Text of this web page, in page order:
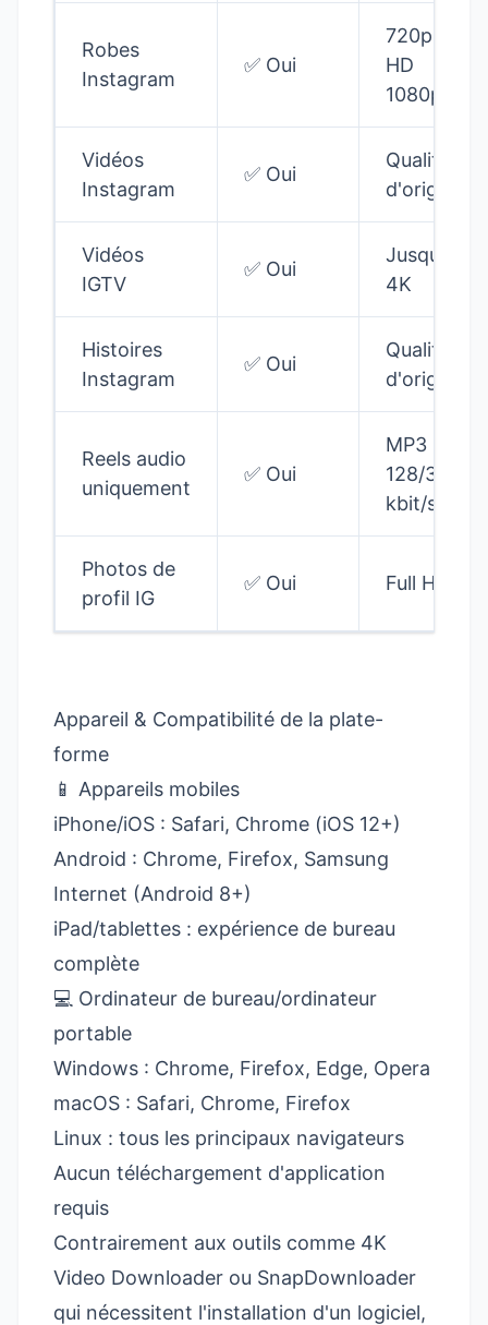
Robes
Instagram
✅ Oui
720p,
HD
1080p
Vidéos
Instagram
✅ Oui
Qualité
d'origine
Vidéos
IGTV
✅ Oui
Jusqu'à
4K
Histoires
Instagram
✅ Oui
Qualité
d'origine
Reels audio
uniquement
✅ Oui
MP3
128/320
kbit/s
Photos de
profil IG
✅ Oui Full HD
Appareil & Compatibilité de la plate-
forme
📱 Appareils mobiles
iPhone/iOS : Safari, Chrome (iOS 12+)
Android : Chrome, Firefox, Samsung
Internet (Android 8+)
iPad/tablettes : expérience de bureau
complète
💻 Ordinateur de bureau/ordinateur
portable
Windows : Chrome, Firefox, Edge, Opera
macOS : Safari, Chrome, Firefox
Linux : tous les principaux navigateurs
Aucun téléchargement d'application
requis
Contrairement aux outils comme 4K
Video Downloader ou SnapDownloader
qui nécessitent l'installation d'un logiciel,